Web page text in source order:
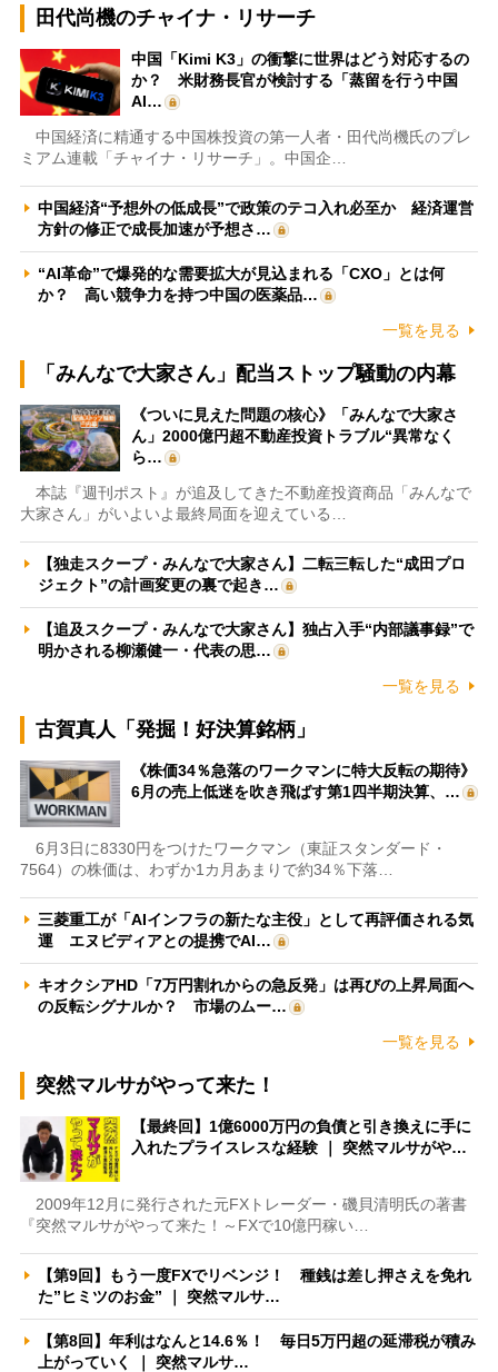
田代尚機のチャイナ・リサーチ
中国「Kimi K3」の衝撃に世界はどう対応するの
か？ 米財務長官が検討する「蒸留を行う中国
AI…
中国経済に精通する中国株投資の第一人者・田代尚機氏のプレ
ミアム連載「チャイナ・リサーチ」。中国企…
中国経済“予想外の低成長”で政策のテコ入れ必至か 経済運営
方針の修正で成長加速が予想さ…
“AI革命”で爆発的な需要拡大が見込まれる「CXO」とは何
か？ 高い競争力を持つ中国の医薬品…
一覧を見る
「みんなで大家さん」配当ストップ騒動の内幕
《ついに見えた問題の核心》「みんなで大家さ
ん」2000億円超不動産投資トラブル“異常なく
ら…
本誌『週刊ポスト』が追及してきた不動産投資商品「みんなで
大家さん」がいよいよ最終局面を迎えている…
【独走スクープ・みんなで大家さん】二転三転した“成田プロ
ジェクト”の計画変更の裏で起き…
【追及スクープ・みんなで大家さん】独占入手“内部議事録”で
明かされる柳瀬健一・代表の思…
一覧を見る
古賀真人「発掘！好決算銘柄」
《株価34％急落のワークマンに特大反転の期待》
6月の売上低迷を吹き飛ばす第1四半期決算、…
6月3日に8330円をつけたワークマン（東証スタンダード・
7564）の株価は、わずか1カ月あまりで約34％下落…
三菱重工が「AIインフラの新たな主役」として再評価される気
運 エヌビディアとの提携でAI…
キオクシアHD「7万円割れからの急反発」は再びの上昇局面へ
の反転シグナルか？ 市場のムー…
一覧を見る
突然マルサがやって来た！
【最終回】1億6000万円の負債と引き換えに手に
入れたプライスレスな経験 ｜ 突然マルサがや…
2009年12月に発行された元FXトレーダー・磯貝清明氏の著書
『突然マルサがやって来た！～FXで10億円稼い…
【第9回】もう一度FXでリベンジ！ 種銭は差し押さえを免れ
た”ヒミツのお金” ｜ 突然マルサ…
【第8回】年利はなんと14.6％！ 毎日5万円超の延滞税が積み
上がっていく ｜ 突然マルサ…